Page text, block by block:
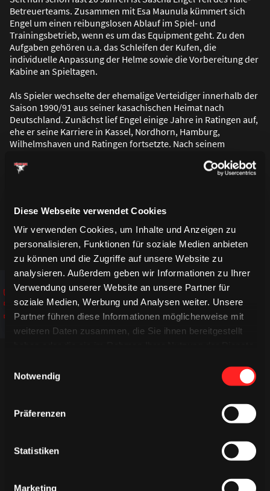
Diese Webseite verwendet Cookies
Wir verwenden Cookies, um Inhalte und Anzeigen zu
personalisieren, Funktionen für soziale Medien anbieten
zu können und die Zugriffe auf unsere Website zu
analysieren. Außerdem geben wir Informationen zu Ihrer
Verwendung unserer Website an unsere Partner für
soziale Medien, Werbung und Analysen weiter. Unsere
Partner führen diese Informationen möglicherweise mit
weiteren Daten zusammen, die Sie ihnen bereitgestellt
Notwendig
Präferenzen
Statistiken
Marketing
Betreuerteams. Zusammen mit Esa Maunula kümmert sich
Engel um einen reibungslosen Ablauf im Spiel- und
Trainingsbetrieb, wenn es um das Equipment geht. Zu den
Aufgaben gehören u.a. das Schleifen der Kufen, die
individuelle Anpassung der Helme sowie die Vorbereitung der
Kabine an Spieltagen.
Als Spieler wechselte der ehemalige Verteidiger innerhalb der
Saison 1990/91 aus seiner kasachischen Heimat nach
Deutschland. Zunächst lief Engel einige Jahre in Ratingen auf,
ehe er seine Karriere in Kassel, Nordhorn, Hamburg,
Wilhelmshaven und Ratingen fortsetzte. Nach seinem
Neben seiner Tätigkeit bei den Haien ist Engel auch beim
Cup oder der Weltmeisterschaft – mit der Deutschen
Nationalmannschaft gewann Engel im Mai 2023 die
Silbermedaille.
JETZT
ENTDECKEN!
JETZT
ENTDECKEN!
JETZT
ENTDECKEN!